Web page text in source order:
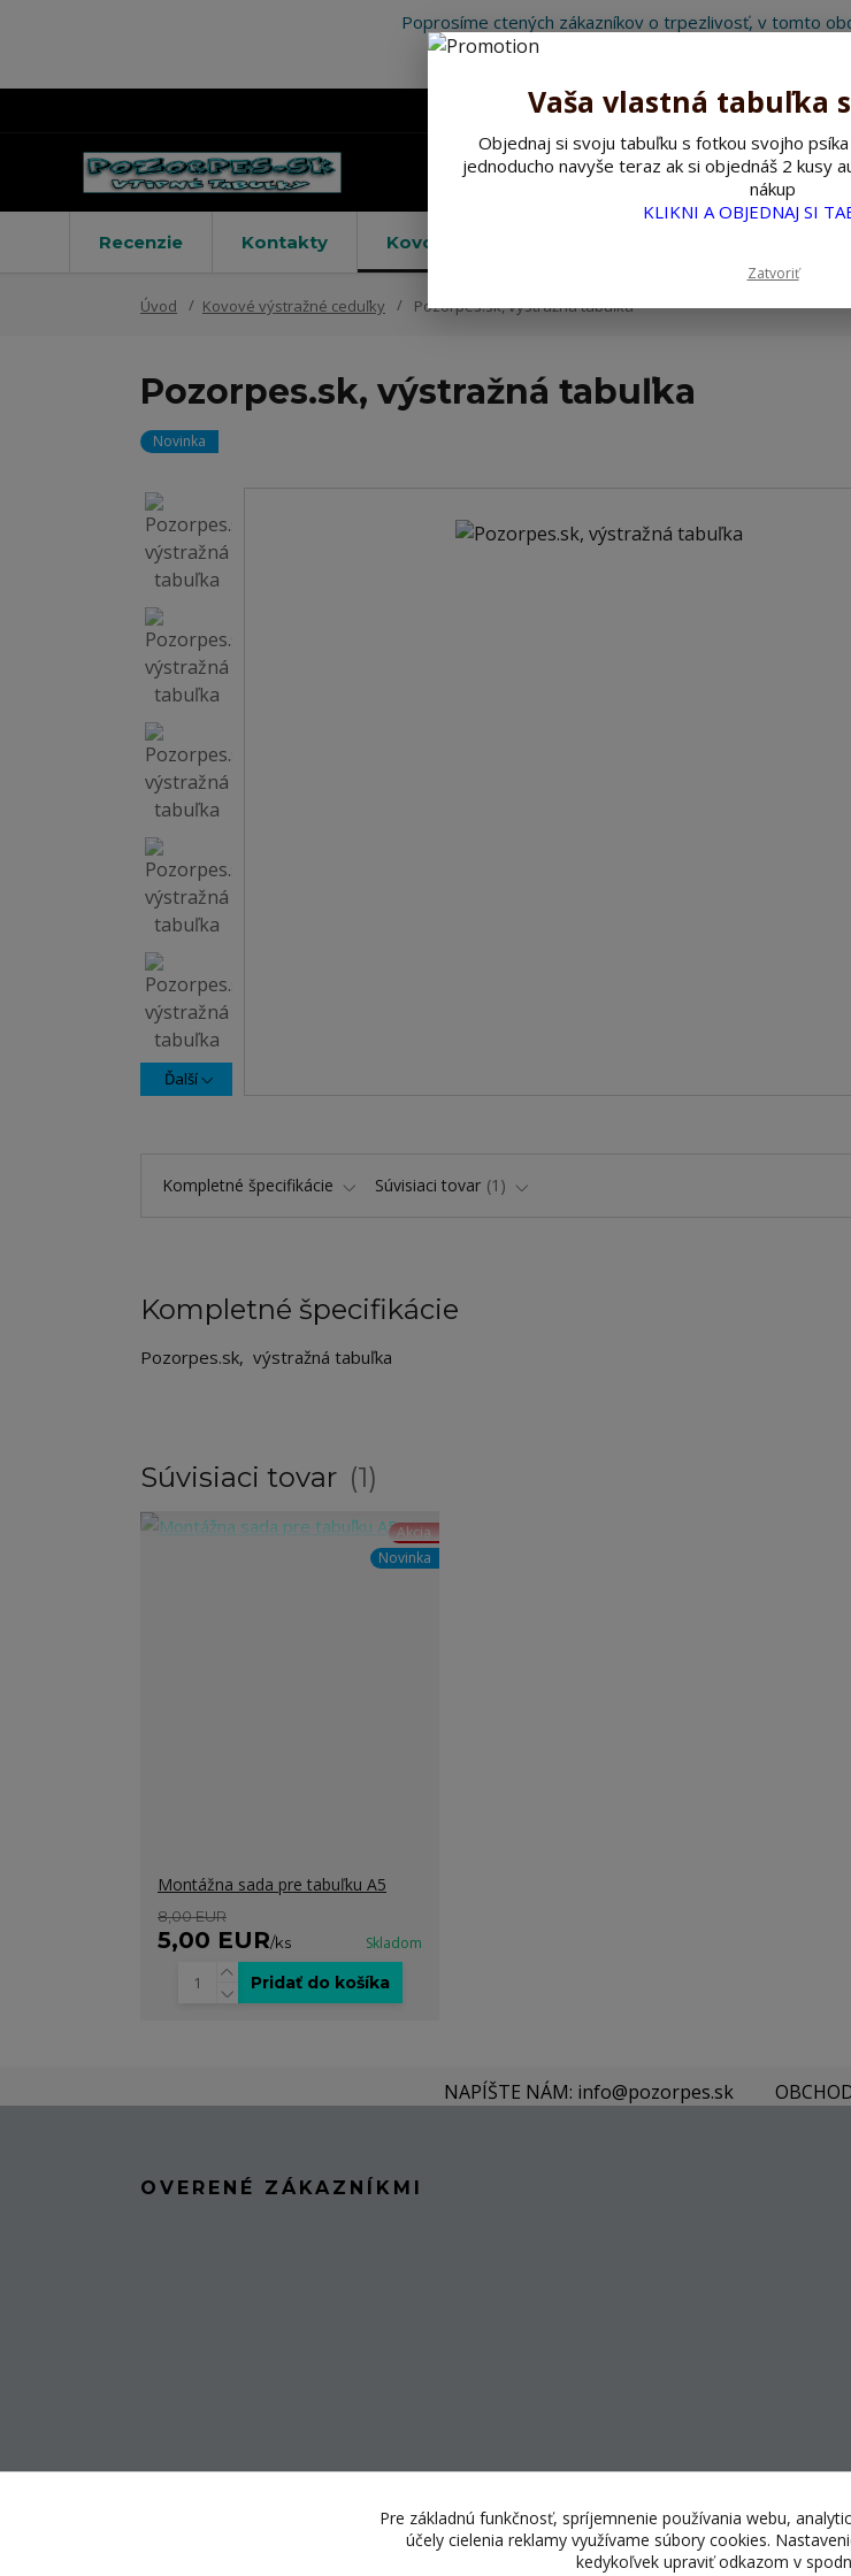
Poprosíme ctených zákazníkov o trpezlivosť, v tomto
Recenzie Kontakty Kovové výstražné ceduľky
Úvod Kovové výstražné ceduľky Pozorpes.sk, výstražná tabuľka
Pozorpes.sk, výstražná tabuľka
Novinka
Ďalší
Kompletné špecifikácie Súvisiaci tovar 1
Kompletné špecifikácie
Pozorpes.sk, výstražná tabuľka
Súvisiaci tovar 1
Akcia
Novinka
Montážna sada pre tabuľku A5
8,00 EUR
5,00 EUR/ks Skladom
Pridať do košíka
NAPÍŠTE NÁM: info@pozorpes.sk
OVERENÉ ZÁKAZNÍKMI
Vaša vlastná tabuľka
Objednaj si svoju tabuľku s fotkou svojho
jednoducho navyše teraz ak si objednáš 2 kusy
nákup
KLIKNI A OBJEDNAJ SI
Zatvoriť
Pre základnú funkčnosť, spríjemnenie používania webu,
účely cielenia reklamy využívame súbory cookies.
kedykoľvek upraviť odkazom v